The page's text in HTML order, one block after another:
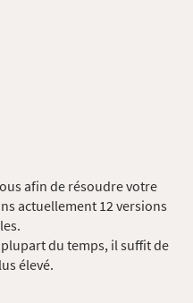
afin de résoudre votre
actuellement 12 versions
du temps, il suffit de
élevé.